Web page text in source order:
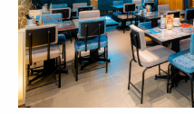
79
HẢI SẢN HOÀNG GIA
CN Phạm Văn Nghị - Q.7